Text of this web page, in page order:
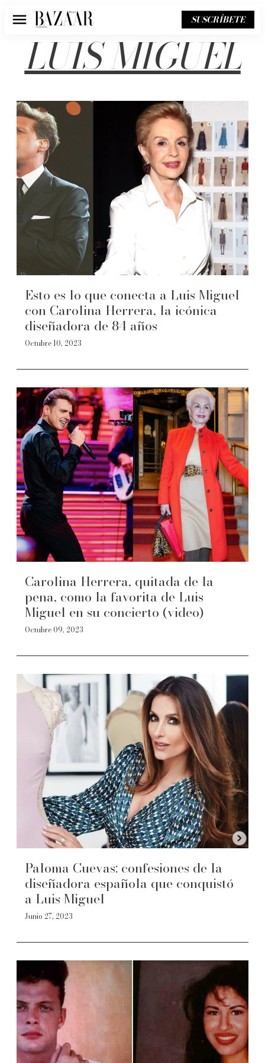
Menú SUSCRÍBETE
LUIS MIGUEL
Esto es lo que conecta a Luis Miguel
con Carolina Herrera, la icónica
diseñadora de 84 años
Octubre 10, 2023
Carolina Herrera, quitada de la
pena, como la favorita de Luis
Miguel en su concierto (video)
Octubre 09, 2023
Paloma Cuevas: confesiones de la
diseñadora española que conquistó
a Luis Miguel
Junio 27, 2023